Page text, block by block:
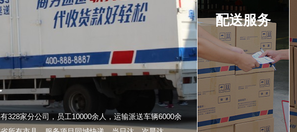
328家分公司，员工10000余人，运输派送车辆6000余
配送服务